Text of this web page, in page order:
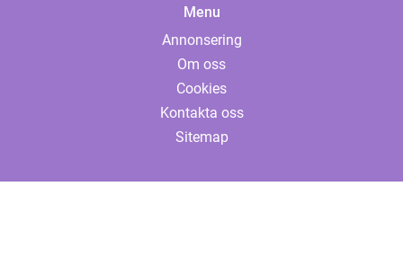
Menu
Annonsering
Om oss
Cookies
Kontakta oss
Sitemap